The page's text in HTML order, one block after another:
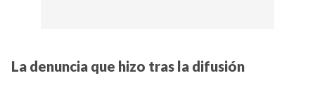
La denuncia que hizo tras la difusión